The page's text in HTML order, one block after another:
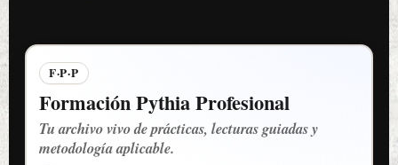
F·P·P
Formación Pythia Profesional
Tu archivo vivo de prácticas, lecturas guiadas y
metodología aplicable.